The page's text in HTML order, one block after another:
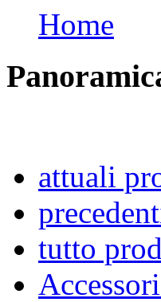
Home
attuali
tutto